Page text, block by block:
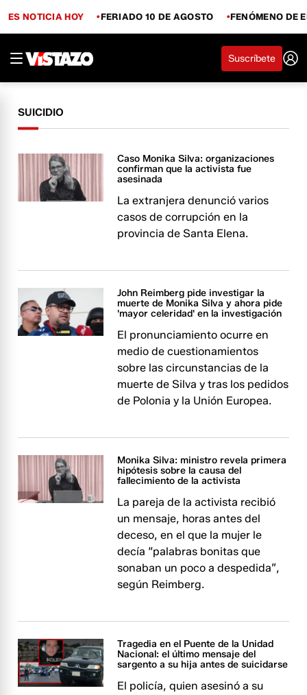
ES NOTICIA HOY FERIADO 10 DE AGOSTO FENÓMENO DE
Suscríbete
SUICIDIO
Caso Monika Silva: organizaciones
confirman que la activista fue
asesinada
La extranjera denunció varios
casos de corrupción en la
provincia de Santa Elena.
John Reimberg pide investigar la
muerte de Monika Silva y ahora pide
'mayor celeridad' en la investigación
El pronunciamiento ocurre en
medio de cuestionamientos
sobre las circunstancias de la
muerte de Silva y tras los pedidos
de Polonia y la Unión Europea.
Monika Silva: ministro revela primera
hipótesis sobre la causa del
fallecimiento de la activista
La pareja de la activista recibió
un mensaje, horas antes del
deceso, en el que la mujer le
decía “palabras bonitas que
sonaban un poco a despedida”,
según Reimberg.
Tragedia en el Puente de la Unidad
Nacional: el último mensaje del
sargento a su hija antes de suicidarse
El policía, quien asesinó a su